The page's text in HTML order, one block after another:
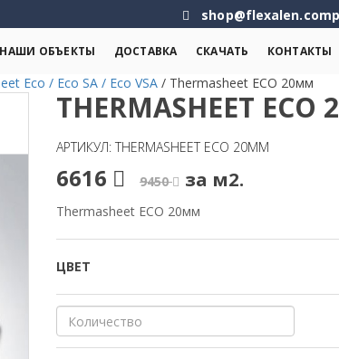
НАШИ ОБЪЕКТЫ ДОСТАВКА СКАЧАТЬ КОНТАКТЫ
Eco / Eco SA / Eco VSA / Thermasheet ECO 20мм
THERMASHEET
АРТИКУЛ: THERMASHEET ECO 20ММ
6616 9450 за м2.
Thermasheet ECO 20мм
ЦВЕТ